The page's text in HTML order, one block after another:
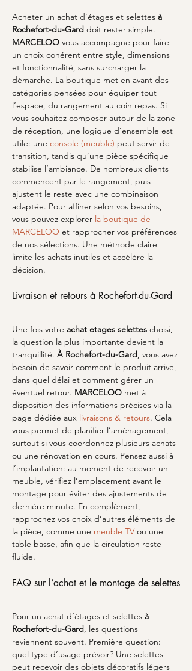
Acheter un achat d’étages et selettes à
Rochefort-du-Gard doit rester simple.
MARCELOO vous accompagne pour faire
un choix cohérent entre style, dimensions
et fonctionnalité, sans surcharger la
démarche. La boutique met en avant des
catégories pensées pour équiper tout
l’espace, du rangement au coin repas. Si
vous souhaitez composer autour de la zone
de réception, une logique d’ensemble est
utile: une console (meuble) peut servir de
transition, tandis qu’une pièce spécifique
stabilise l’ambiance. De nombreux clients
commencent par le rangement, puis
ajustent le reste avec une combinaison
adaptée. Pour affiner selon vos besoins,
vous pouvez explorer la boutique de
MARCELOO et rapprocher vos préférences
de nos sélections. Une méthode claire
limite les achats inutiles et accélère la
décision.
Livraison et retours à Rochefort-du-Gard
Une fois votre achat etages selettes choisi,
la question la plus importante devient la
tranquillité. À Rochefort-du-Gard, vous avez
besoin de savoir comment le produit arrive,
dans quel délai et comment gérer un
éventuel retour. MARCELOO met à
disposition des informations précises via la
page dédiée aux livraisons & retours. Cela
vous permet de planifier l’aménagement,
surtout si vous coordonnez plusieurs achats
ou une rénovation en cours. Pensez aussi à
l’implantation: au moment de recevoir un
meuble, vérifiez l’emplacement avant le
montage pour éviter des ajustements de
dernière minute. En complément,
rapprochez vos choix d’autres éléments de
la pièce, comme une meuble TV ou une
table basse, afin que la circulation reste
fluide.
FAQ sur l’achat et le montage de selettes
Pour un achat d’étages et selettes à
Rochefort-du-Gard, les questions
reviennent souvent. Première question:
quel type d’usage prévoir? Une selettes
peut recevoir des objets décoratifs légers